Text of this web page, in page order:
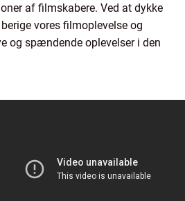
af filmskabere. Ved at dykke
vores filmoplevelse og
og spændende oplevelser i den